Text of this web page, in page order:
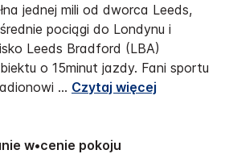
jednej mili od dworca Leeds,
pociągi do Londynu i
Leeds Bradford (LBA)
o 15minut jazdy. Fani sportu
... Czytaj więcej
w•cenie pokoju